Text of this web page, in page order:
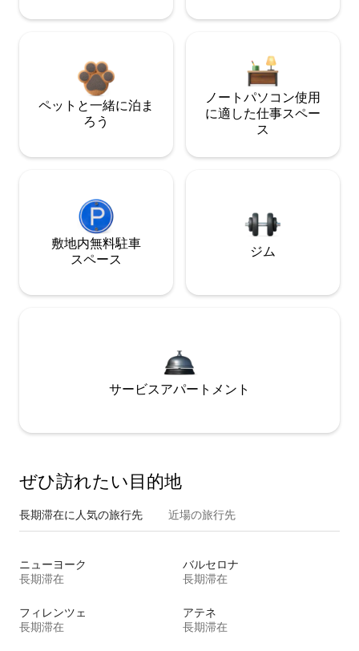
ペットと一緒に泊ま
ろう
ノートパソコン使用
に適した仕事スペー
ス
敷地内無料駐⁠車
ス⁠ペ⁠ー⁠ス
ジム
サービスアパートメント
ぜひ訪⁠れ⁠た⁠い目⁠的⁠地
長期滞在に人気の旅行先 近場の旅行先
ニューヨーク
長期滞在
バルセロナ
長期滞在
フィレンツェ
長期滞在
アテネ
長期滞在